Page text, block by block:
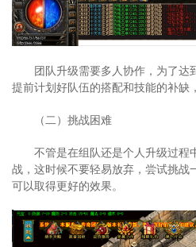
团队升级需要多人协作，为了达
提前计划好队伍的搭配和技能的补缺
（二）挑战困难
不管是在组队还是个人升级过程
战，这时候不要轻易放弃，尝试挑战
可以取得更好的效果。